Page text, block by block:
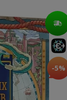
-5%